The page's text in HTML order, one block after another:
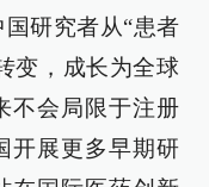
研究者从“患者
变，成长为全球
不会局限于注册
开展更多早期研